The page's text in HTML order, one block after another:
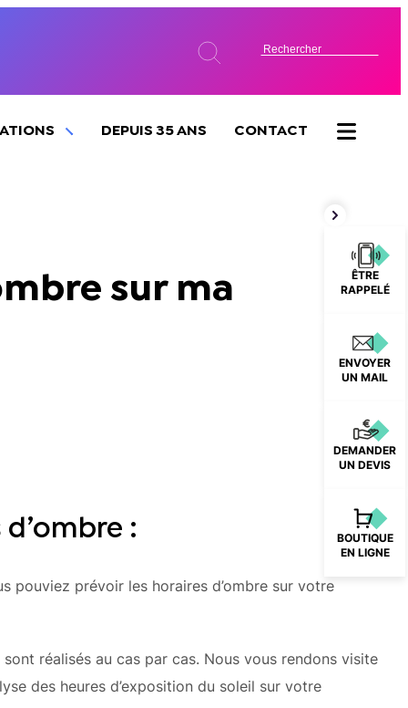
DEPUIS 35 ANS CONTACT
ÊTRE
RAPPELÉ
ENVOYER
UN MAIL
DEMANDER
UN DEVIS
BOUTIQUE
EN LIGNE
sur ma
:
pouviez prévoir les horaires d’ombre sur votre
réalisés au cas par cas. Nous vous rendons visite
des heures d’exposition du soleil sur votre